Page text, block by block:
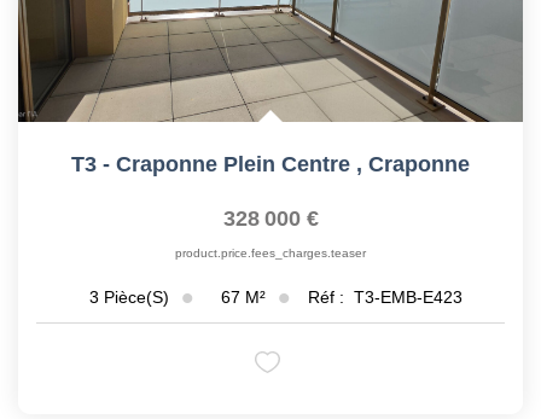
T3 - Craponne Plein Centre , Craponne
328 000 €
product.price.fees_charges.teaser
3 Pièce(s) 67 M² Réf : T3-EMB-E423